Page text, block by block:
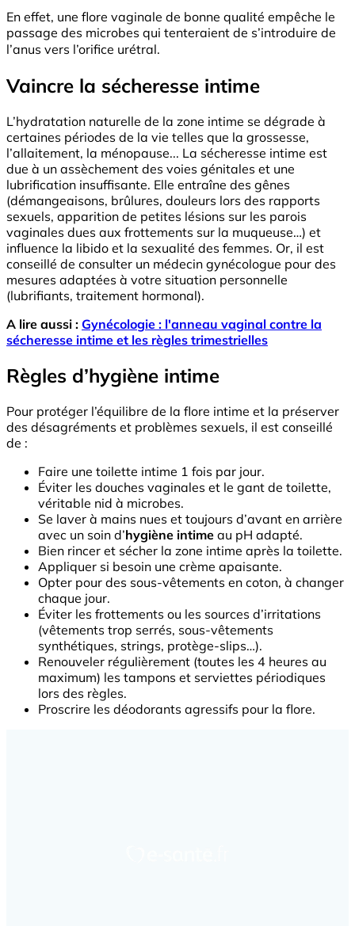
En effet, une flore vaginale de bonne qualité empêche le
passage des microbes qui tenteraient de s’introduire de
l’anus vers l’orifice urétral.
Vaincre la sécheresse intime
L’hydratation naturelle de la zone intime se dégrade à
certaines périodes de la vie telles que la grossesse,
l’allaitement, la ménopause... La sécheresse intime est
due à un assèchement des voies génitales et une
lubrification insuffisante. Elle entraîne des gênes
(démangeaisons, brûlures, douleurs lors des rapports
sexuels, apparition de petites lésions sur les parois
vaginales dues aux frottements sur la muqueuse…) et
influence la libido et la sexualité des femmes. Or, il est
conseillé de consulter un médecin gynécologue pour des
mesures adaptées à votre situation personnelle
(lubrifiants, traitement hormonal).
A lire aussi : Gynécologie : l'anneau vaginal contre la
sécheresse intime et les règles trimestrielles
Règles d’hygiène intime
Pour protéger l’équilibre de la flore intime et la préserver
des désagréments et problèmes sexuels, il est conseillé
de :
Faire une toilette intime 1 fois par jour.
Éviter les douches vaginales et le gant de toilette,
véritable nid à microbes.
Se laver à mains nues et toujours d’avant en arrière
avec un soin d’hygiène intime au pH adapté.
Bien rincer et sécher la zone intime après la toilette.
Appliquer si besoin une crème apaisante.
Opter pour des sous-vêtements en coton, à changer
chaque jour.
Éviter les frottements ou les sources d’irritations
(vêtements trop serrés, sous-vêtements
synthétiques, strings, protège-slips…).
Renouveler régulièrement (toutes les 4 heures au
maximum) les tampons et serviettes périodiques
lors des règles.
Proscrire les déodorants agressifs pour la flore.